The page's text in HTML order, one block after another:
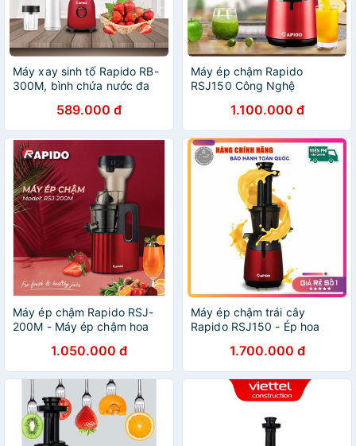
Máy xay sinh tố Rapido RB-
300M, bình chứa nước đa
589.000 đ
Máy ép chậm Rapido
RSJ150 Công Nghệ
12 tháng )1.100.000 đ
Máy ép chậm Rapido RSJ-
200M - Máy ép chậm hoa
200W, động cơ DC siêu êm -
BẢO HÀNH 12 THÁNG
1.050.000 đ
Máy ép chậm trái cây
Rapido RSJ150 - Ép hoa
nghệ Đức - Bảo hành 12
tháng
1.700.000 đ